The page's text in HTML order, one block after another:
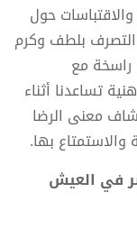
حول
بلطف وكرم
راسخة مع
تساعدنا أثناء
معنى الرضا
والاستمتاع بها.
في العيش